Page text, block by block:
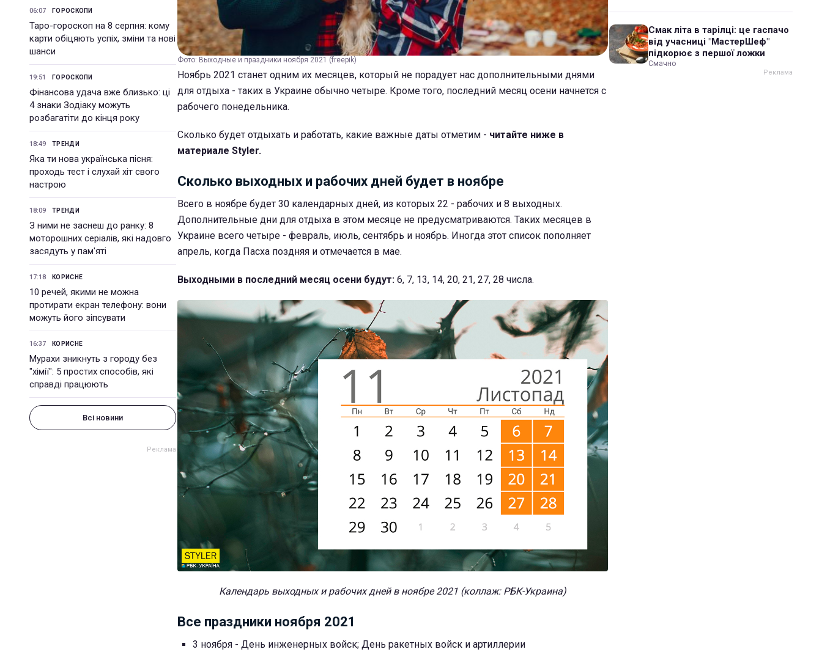
06:07 ГОРОСКОПИ
Таро-гороскоп на 8 серпня: кому
карти обіцяють успіх, зміни та нові
шанси
19:51 ГОРОСКОПИ
Фінансова удача вже близько: ці
4 знаки Зодіаку можуть
розбагатіти до кінця року
18:49 ТРЕНДИ
Яка ти нова українська пісня:
проходь тест і слухай хіт свого
настрою
18:09 ТРЕНДИ
З ними не заснеш до ранку: 8
моторошних серіалів, які надовго
засядуть у пам'яті
17:18 КОРИСНЕ
10 речей, якими не можна
протирати екран телефону: вони
можуть його зіпсувати
16:37 КОРИСНЕ
Мурахи зникнуть з городу без
"хімії": 5 простих способів, які
справді працюють
Всі новини
Фото: Выходные и праздники ноября 2021 (freepik)
Ноябрь 2021 станет одним их месяцев, который не порадует нас дополнительными днями
для отдыха - таких в Украине обычно четыре. Кроме того, последний месяц осени начнется с
рабочего понедельника.
Сколько будет отдыхать и работать, какие важные даты отметим - читайте ниже в
материале Styler.
Сколько выходных и рабочих дней будет в ноябре
Всего в ноябре будет 30 календарных дней, из которых 22 - рабочих и 8 выходных.
Дополнительные дни для отдыха в этом месяце не предусматриваются. Таких месяцев в
Украине всего четыре - февраль, июль, сентябрь и ноябрь. Иногда этот список пополняет
апрель, когда Пасха поздняя и отмечается в мае.
Выходными в последний месяц осени будут: 6, 7, 13, 14, 20, 21, 27, 28 числа.
Календарь выходных и рабочих дней в ноябре 2021 (коллаж: РБК-Украина)
Все праздники ноября 2021
3 ноября - День инженерных войск; День ракетных войск и артиллерии
Смак літа в тарілці: це гаспачо
від учасниці "МастерШеф"
підкорює з першої ложки
Смачно